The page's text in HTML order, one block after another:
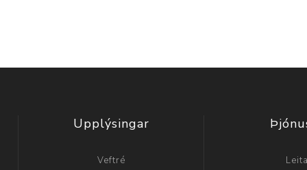
Upplýsingar
Veftré